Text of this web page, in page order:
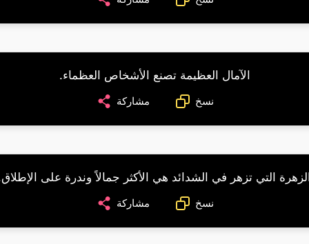
الآمال العظيمة تصنع الأشخاص العظماء.
نسخ مشاركة
الزهرة التي تزهر في الشدائد هي الأكثر جمالاً وندرة على
نسخ مشاركة